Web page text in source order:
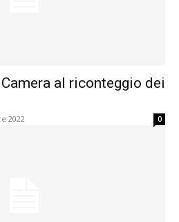
al riconteggio dei
2022 0